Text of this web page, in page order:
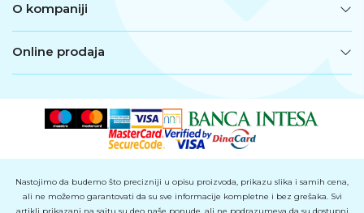
O kompaniji
Online prodaja
Nastojimo da budemo što precizniji u opisu proizvoda, prikazu slika i samih cena,
ali ne možemo garantovati da su sve informacije kompletne i bez grešaka. Svi